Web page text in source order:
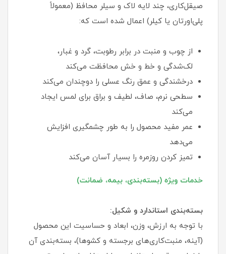
صیقل‌کاری، چند لایه لاک و سیلر محافظ (معمولاً
پلی‌اورتان یا کیلر) اعمال شده است که:
از چوب و منبت در برابر رطوبت، گرد و غبار،
لک‌شدگی و خط و خش محافظت می‌کند
درخشندگی و عمق رنگ عسلی را دوچندان می‌کند
سطحی نرم، صاف، لطیف و براق برای لمس ایجاد
می‌کند
عمر مفید محصول را به طور چشمگیری افزایش
می‌دهد
تمیز کردن روزمره را بسیار آسان می‌کند
خدمات ویژه (بسته‌بندی، بیمه، ضمانت)
بسته‌بندی استاندارد و شکیل:
با توجه به ارزش، وزن، ابعاد و حساسیت این محصول
(آینه، منبت‌کاری‌های برجسته و کشوها)، بسته‌بندی آن